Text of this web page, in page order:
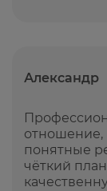
Александр
отношение,
понятные
чёткий